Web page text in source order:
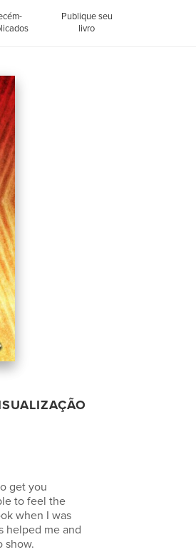
Publique seu
livro
get you
to feel the
when I was
helped me and
show.